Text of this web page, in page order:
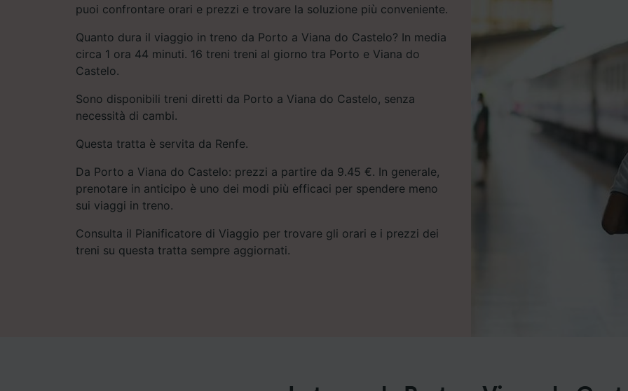
puoi confrontare orari e prezzi e trovare la soluzione più conveniente.
Quanto dura il viaggio in treno da Porto a Viana do Castelo? In media
circa 1 ora 44 minuti. 16 treni treni al giorno tra Porto e Viana do
Castelo.
Sono disponibili treni diretti da Porto a Viana do Castelo, senza
necessità di cambi.
Questa tratta è servita da Renfe.
Da Porto a Viana do Castelo: prezzi a partire da 9.45 €. In generale,
prenotare in anticipo è uno dei modi più efficaci per spendere meno
sui viaggi in treno.
Consulta il Pianificatore di Viaggio per trovare gli orari e i prezzi dei
treni su questa tratta sempre aggiornati.